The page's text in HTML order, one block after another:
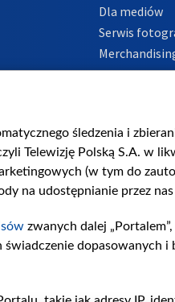
Dla mediów
Serwis
Polityka
śledzenia i
Telewizję Polską S.A. w
(w tym do
na udostępnianie przez
zwanych dalej
dopasowanych i